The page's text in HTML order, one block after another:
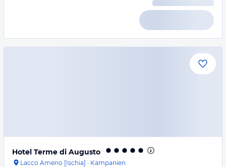
Hotel Terme di Augusto
Lacco Ameno [Ischia] · Kampanien